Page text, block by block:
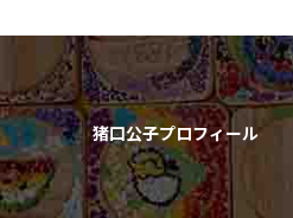
猪口公子プロフィール